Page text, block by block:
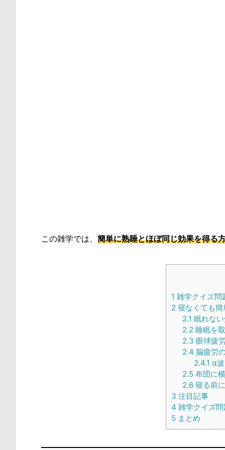
この雑学では、 簡単に熟睡とほぼ同じ効果を得る
1 雑学クイズ問
2 寝なくても
2.1 眠れな
2.2 睡眠を
2.3 眼球疲
2.4 脳疲労
2.4.1 α波
2.5 布団に
2.6 寝る前
3 注目記事
4 雑学クイズ
5まとめ